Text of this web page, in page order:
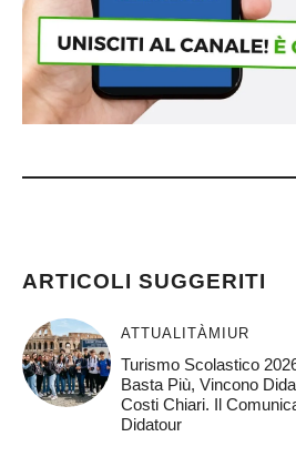
ARTICOLI SUGGERITI
ATTUALITÀ MIUR
Turismo Scolastico
Basta Più, Vincono
Costi Chiari. Il
Didatour